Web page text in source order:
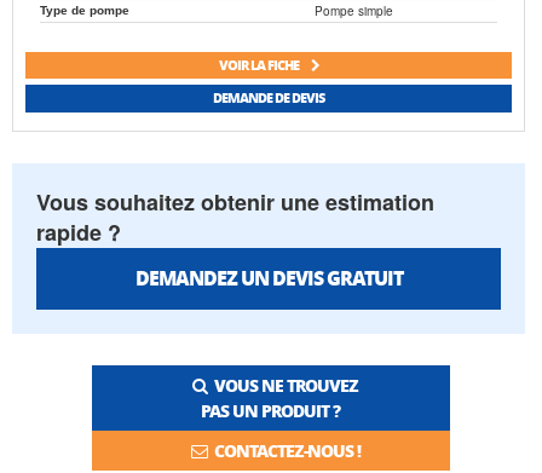
Type de pompe Pompe simple
VOIR LA FICHE
DEMANDE DE DEVIS
Vous souhaitez obtenir une estimation
rapide ?
DEMANDEZ UN DEVIS GRATUIT
VOUS NE TROUVEZ
PAS UN PRODUIT ?
CONTACTEZ-NOUS !